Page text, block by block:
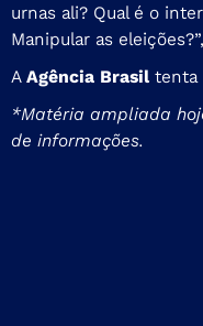
urnas ali? Qual é o
Manipular as
A Agência Brasil tenta
*Matéria ampliada
de informações.